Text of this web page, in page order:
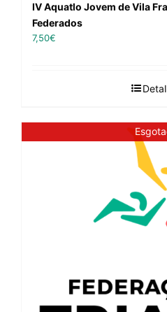
IV Aquatlo Jovem de Vila
Federados
7,50€